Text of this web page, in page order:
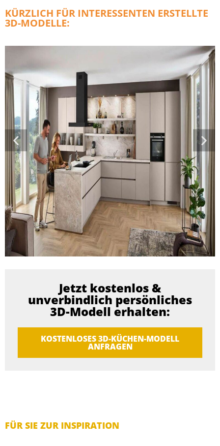
KÜRZLICH FÜR INTERESSENTEN ERSTELLTE
3D-MODELLE:
Jetzt kostenlos &
unverbindlich persönliches
3D-Modell erhalten:
KOSTENLOSES 3D-KÜCHEN-MODELL
ANFRAGEN
FÜR SIE ZUR INSPIRATION